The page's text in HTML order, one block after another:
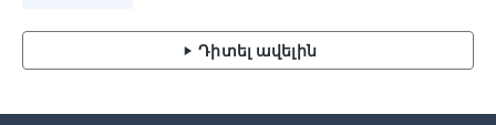
Դիտել ավելին